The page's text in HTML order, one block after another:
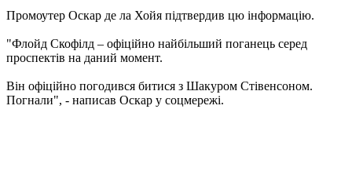
Промоутер Оскар де ла Хойя підтвердив цю інформацію.
"Флойд Скофілд – офіційно найбільший поганець серед
проспектів на даний момент.
Він офіційно погодився битися з Шакуром Стівенсоном.
Погнали", - написав Оскар у соцмережі.